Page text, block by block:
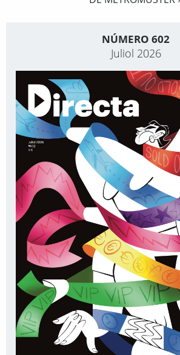
NÚMERO 602
Juliol 2026